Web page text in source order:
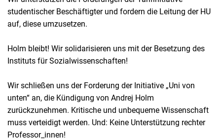
studentischer Beschäftigter und fordern die Leitung der HU
auf, diese umzusetzen.
Holm bleibt! Wir solidarisieren uns mit der Besetzung des
Instituts für Sozialwissenschaften!
Wir schließen uns der Forderung der Initiative „Uni von
unten“ an, die Kündigung von Andrej Holm
zurückzunehmen. Kritische und unbequeme Wissenschaft
muss verteidigt werden. Und: Keine Unterstützung rechter
Professor_innen!